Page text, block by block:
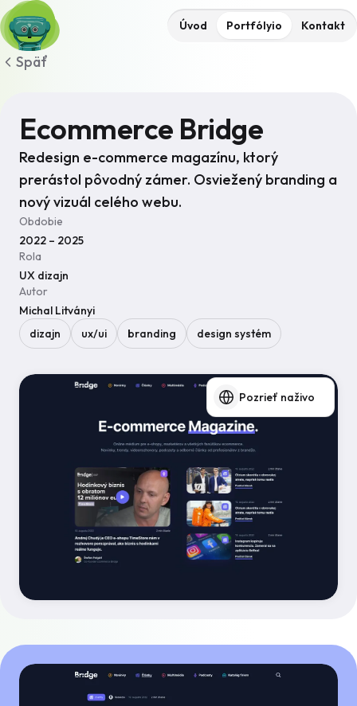
Úvod Portfólyio Kontakt
Späť
Ecommerce Bridge
Redesign e-commerce magazínu, ktorý
prerástol pôvodný zámer. Osviežený branding a
nový vizuál celého webu.
Obdobie
2022 – 2025
Rola
UX dizajn
Autor
Michal Litványi
dizajn
ux/ui branding design systém
Pozrieť naživo